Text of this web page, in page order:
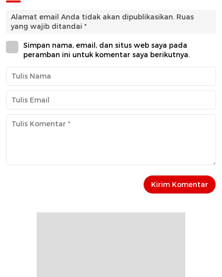
Alamat email Anda tidak akan dipublikasikan. Ruas
yang wajib ditandai *
Simpan nama, email, dan situs web saya pada
peramban ini untuk komentar saya berikutnya.